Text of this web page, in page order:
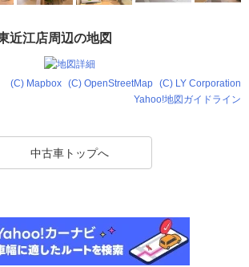
近江店周辺の地図
(C) Mapbox (C) OpenStreetMap (C) LY Corporation
Yahoo!地図ガイドライン
中古車トップへ